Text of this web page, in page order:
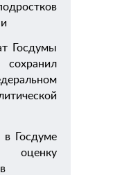
Госдумы
Госдуме
оценку